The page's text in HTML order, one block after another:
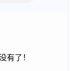
了！